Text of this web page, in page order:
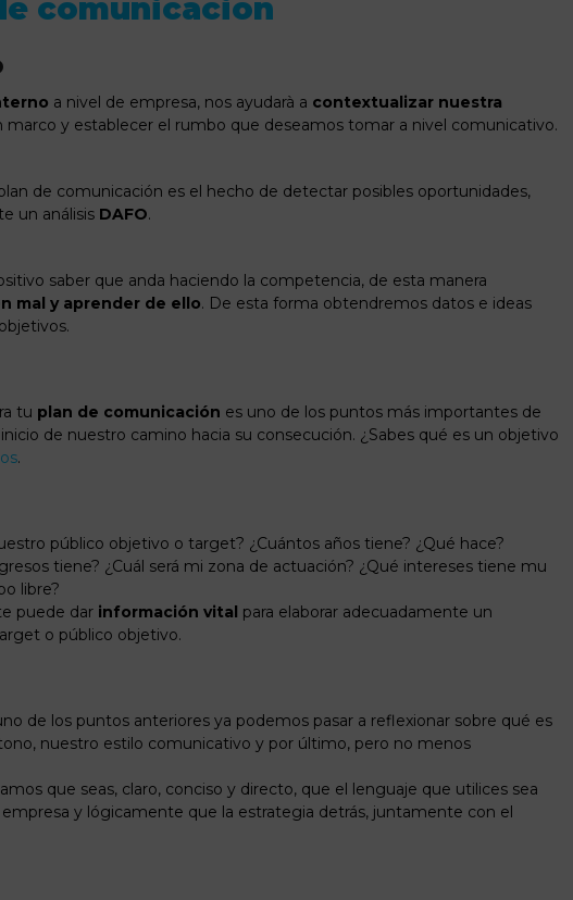
comunicación
a nivel de empresa, nos ayudarà a contextualizar nuestra
y establecer el rumbo que deseamos tomar a nivel comunicativo.
de comunicación es el hecho de detectar posibles oportunidades,
un análisis DAFO.
saber que anda haciendo la competencia, de esta manera
mal y aprender de ello. De esta forma obtendremos datos e ideas
tu plan de comunicación es uno de los puntos más importantes de
de nuestro camino hacia su consecución. ¿Sabes qué es un objetivo
.
público objetivo o target? ¿Cuántos años tiene? ¿Qué hace?
tiene? ¿Cuál será mi zona de actuación? ¿Qué intereses tiene mu
libre?
puede dar información vital para elaborar adecuadamente un
o público objetivo.
de los puntos anteriores ya podemos pasar a reflexionar sobre qué es
nuestro estilo comunicativo y por último, pero no menos
que seas, claro, conciso y directo, que el lenguaje que utilices sea
y lógicamente que la estrategia detrás, juntamente con el